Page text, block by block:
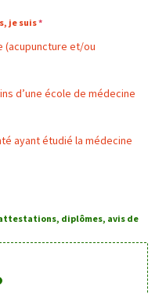
je suis*
(acupuncture et/ou
d’une école de médecine
ayant étudié la médecine
diplômes, avis de